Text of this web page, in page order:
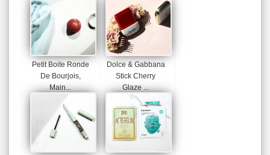
Petit Boite Ronde
De Bourjois,
Main...
Dolce & Gabbana
Stick Cherry
Glaze ...